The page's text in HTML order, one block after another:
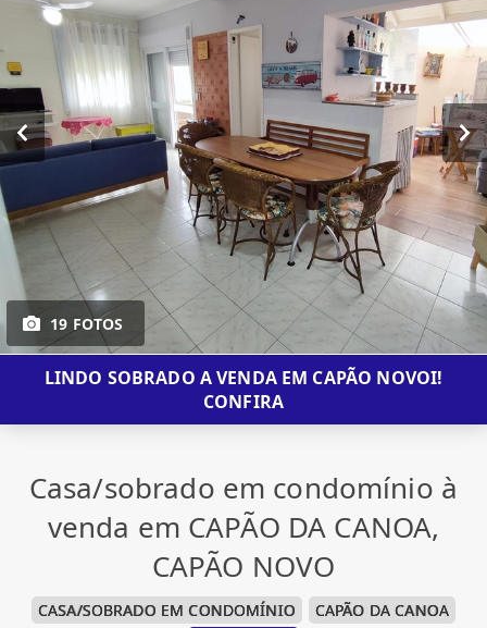
19 FOTOS
LINDO SOBRADO A VENDA EM CAPÃO NOVOI!
CONFIRA
Casa/sobrado em condomínio à
venda em CAPÃO DA CANOA,
CAPÃO NOVO
CASA/SOBRADO EM CONDOMÍNIO CAPÃO DA CANOA